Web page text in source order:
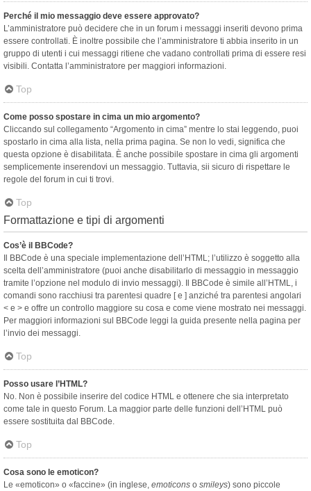
Perché il mio messaggio deve essere approvato?
L’amministratore può decidere che in un forum i messaggi inseriti devono prima
essere controllati. È inoltre possibile che l’amministratore ti abbia inserito in un
gruppo di utenti i cui messaggi ritiene che vadano controllati prima di essere resi
visibili. Contatta l’amministratore per maggiori informazioni.
Top
Come posso spostare in cima un mio argomento?
Cliccando sul collegamento “Argomento in cima” mentre lo stai leggendo, puoi
spostarlo in cima alla lista, nella prima pagina. Se non lo vedi, significa che
questa opzione è disabilitata. È anche possibile spostare in cima gli argomenti
semplicemente inserendovi un messaggio. Tuttavia, sii sicuro di rispettare le
regole del forum in cui ti trovi.
Top
Formattazione e tipi di argomenti
Cos’è il BBCode?
Il BBCode è una speciale implementazione dell’HTML; l’utilizzo è soggetto alla
scelta dell’amministratore (puoi anche disabilitarlo di messaggio in messaggio
tramite l’opzione nel modulo di invio messaggi). Il BBCode è simile all’HTML, i
comandi sono racchiusi tra parentesi quadre [ e ] anziché tra parentesi angolari
< e > e offre un controllo maggiore su cosa e come viene mostrato nei messaggi.
Per maggiori informazioni sul BBCode leggi la guida presente nella pagina per
l’invio dei messaggi.
Top
Posso usare l’HTML?
No. Non è possibile inserire del codice HTML e ottenere che sia interpretato
come tale in questo Forum. La maggior parte delle funzioni dell’HTML può
essere sostituita dal BBCode.
Top
Cosa sono le emoticon?
Le «emoticon» o «faccine» (in inglese, emoticons o smileys) sono piccole